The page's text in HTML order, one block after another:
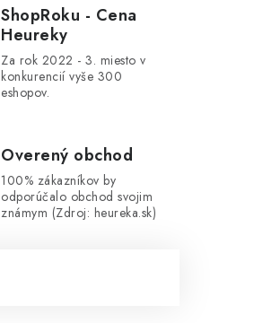
ShopRoku - Cena
Heureky
Za rok 2022 - 3. miesto v
konkurencií vyše 300
eshopov.
Overený obchod
100% zákazníkov by
odporúčalo obchod svojim
známym (Zdroj: heureka.sk)